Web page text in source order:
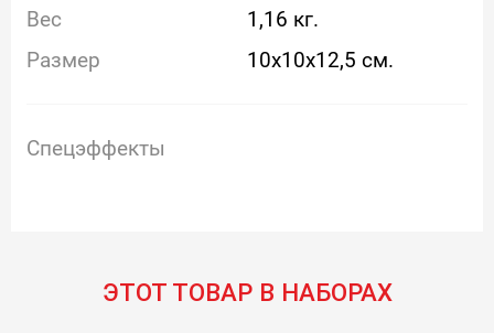
Вес
1,16 кг.
Размер
10x10x12,5 см.
Спецэффекты
ЭТОТ ТОВАР В НАБОРАХ